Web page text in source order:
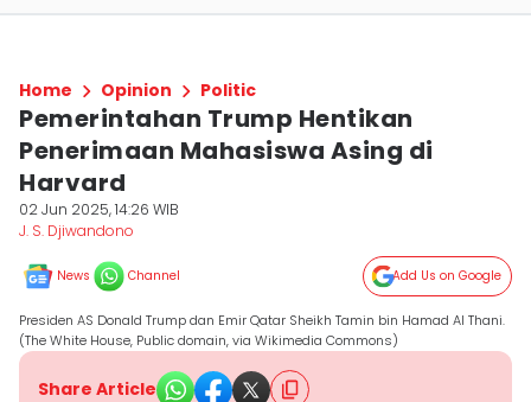
Home Opinion Politic
Pemerintahan Trump Hentikan
Penerimaan Mahasiswa Asing di
Harvard
02 Jun 2025, 14:26 WIB
J. S. Djiwandono
News Channel Add Us on Google
Presiden AS Donald Trump dan Emir Qatar Sheikh Tamin bin Hamad Al Thani.
(The White House, Public domain, via Wikimedia Commons)
Share Article